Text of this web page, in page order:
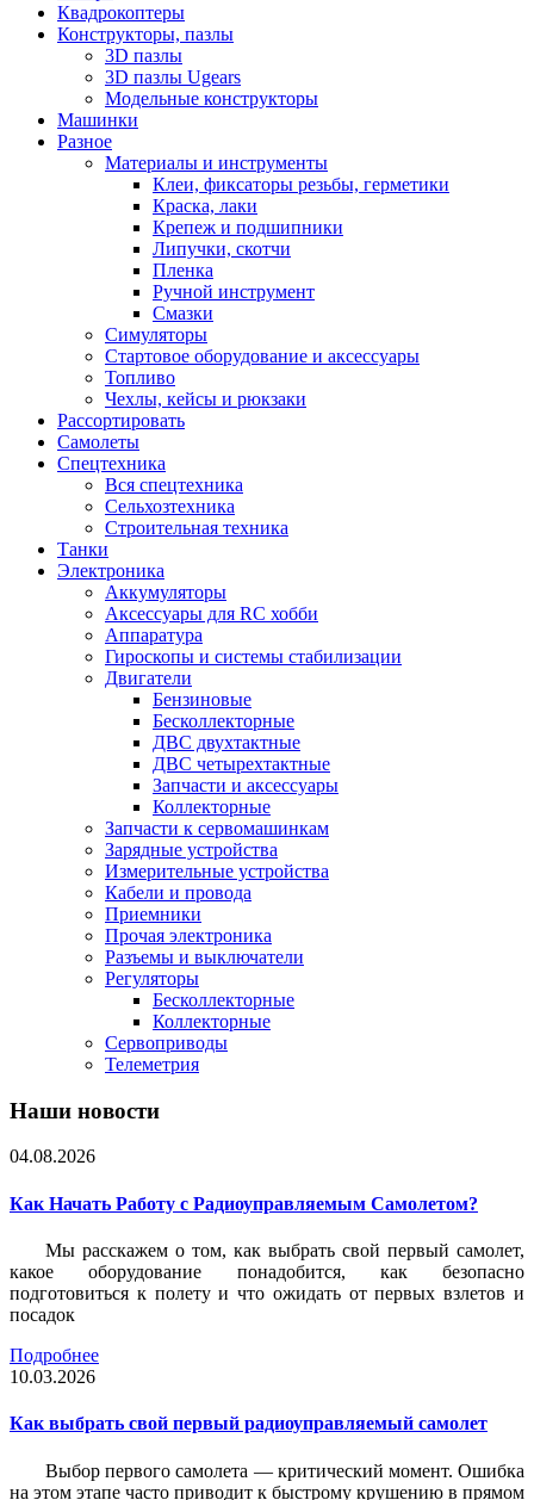
Квадрокоптеры
Конструкторы, пазлы
3D пазлы
3D пазлы Ugears
Модельные конструкторы
Машинки
Разное
Материалы и инструменты
Клеи, фиксаторы резьбы, герметики
Краска, лаки
Крепеж и подшипники
Липучки, скотчи
Пленка
Ручной инструмент
Смазки
Симуляторы
Стартовое оборудование и аксессуары
Топливо
Чехлы, кейсы и рюкзаки
Рассортировать
Самолеты
Спецтехника
Вся спецтехника
Сельхозтехника
Строительная техника
Танки
Электроника
Аккумуляторы
Аксессуары для RC хобби
Аппаратура
Гироскопы и системы стабилизации
Двигатели
Бензиновые
Бесколлекторные
ДВС двухтактные
ДВС четырехтактные
Запчасти и аксессуары
Коллекторные
Запчасти к сервомашинкам
Зарядные устройства
Измерительные устройства
Кабели и провода
Приемники
Прочая электроника
Разъемы и выключатели
Регуляторы
Бесколлекторные
Коллекторные
Сервоприводы
Телеметрия
Наши новости
04.08.2026
Как Начать Работу с Радиоуправляемым Самолетом?
Мы расскажем о том, как выбрать свой первый самолет,
какое оборудование понадобится, как безопасно
подготовиться к полету и что ожидать от первых взлетов и
посадок
Подробнее
10.03.2026
Как выбрать свой первый радиоуправляемый самолет
Выбор первого самолета — критический момент. Ошибка
на этом этапе часто приводит к быстрому крушению в прямом